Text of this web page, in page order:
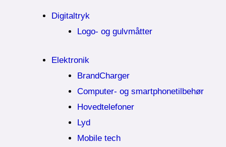
Digitaltryk
Logo- og gulvmåtter
Elektronik
BrandCharger
Computer- og smartphonetilbehør
Hovedtelefoner
Lyd
Mobile tech